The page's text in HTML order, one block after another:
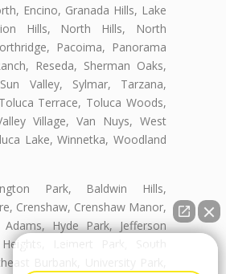
Encino, Granada Hills, Lake
Hills, North Hills, North
Pacoima, Panorama
Reseda, Sherman Oaks,
Valley, Sylmar, Tarzana,
Terrace, Toluca Woods,
Village, Van Nuys, West
Lake, Winnetka, Woodland
Park, Baldwin Hills,
Crenshaw, Crenshaw Manor,
Hyde Park, Jefferson
Leimert Park, South
Burbank, University Park,